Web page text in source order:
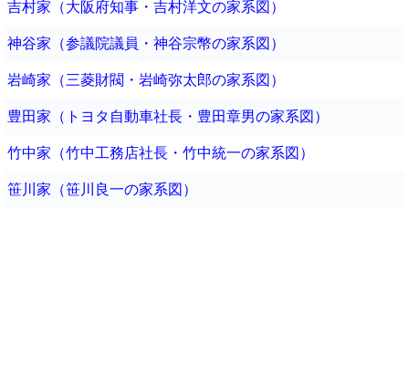
吉村家（大阪府知事・吉村洋文の家系図）
神谷家（参議院議員・神谷宗幣の家系図）
岩崎家（三菱財閥・岩崎弥太郎の家系図）
豊田家（トヨタ自動車社長・豊田章男の家系図）
竹中家（竹中工務店社長・竹中統一の家系図）
笹川家（笹川良一の家系図）